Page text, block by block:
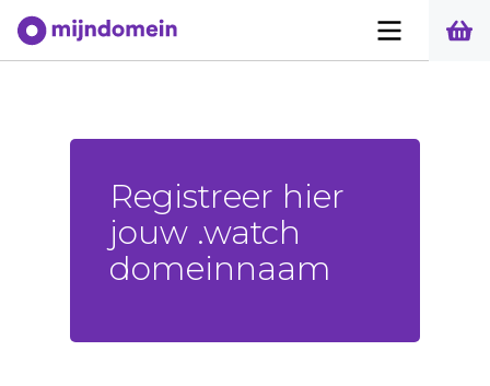
Registreer hier
jouw .watch
domeinnaam